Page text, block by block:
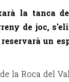
la tanca
de joc,
un
la Roca del